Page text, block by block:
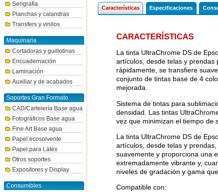
Serigrafía
Planchas y calandras
Transfers y vinilos
Maquinaria
Cortadoras y guillotinas
Encuadernación
Laminación
Auxiliar y de acabados
Soportes Gran Formato
CAD/Cartelería Base agua
Fotográficos Base agua
Fine Art Base agua
Papel ecosolvente
Papel para Látex
Otros soportes
Expositores y Display
Consumibles
Características Especificaciones
CARACTERÍSTICAS
La tinta UltraChrome DS de
artículos, desde telas y prendas
rápidamente, se transfiere
conjunto de tintas base de 4
mejorada.
Sistema de tintas para
densidad. Las tintas
vez que minimizan el tiempo de
La tinta UltraChrome DS de
artículos, desde telas y
suavemente y proporciona una
extremadamente vibrante y,
niveles de gradación y gama
Compatible con: